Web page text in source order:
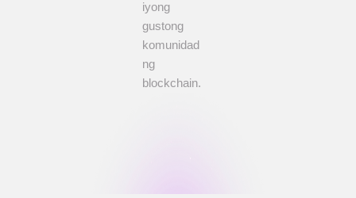
iyong
gustong
komunidad
ng
blockchain.